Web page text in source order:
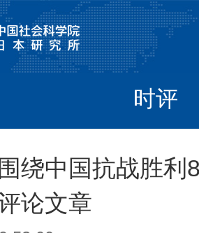
时评
绕中国抗战胜利
论文章